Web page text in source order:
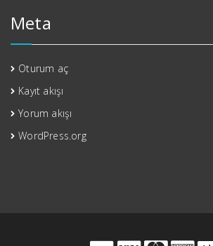
Meta
Oturum aç
Kayıt akışı
Yorum akışı
WordPress.org